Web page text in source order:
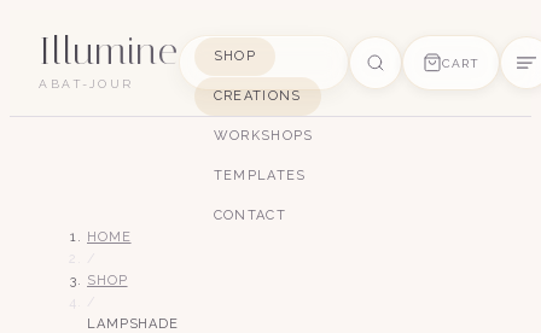
Illumine
ABAT-JOUR
SHOP
CREATIONS
WORKSHOPS
TEMPLATES
CONTACT
CART
HOME
SHOP
LAMPSHADE